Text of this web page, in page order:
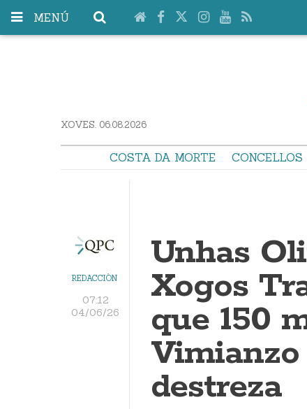
MENÚ
XOVES. 06.08.2026
COSTA DA MORTE CONCELLOS
REDACCIÓN
07:12
04/06/26
Unhas
Xogos
que 150
destreza